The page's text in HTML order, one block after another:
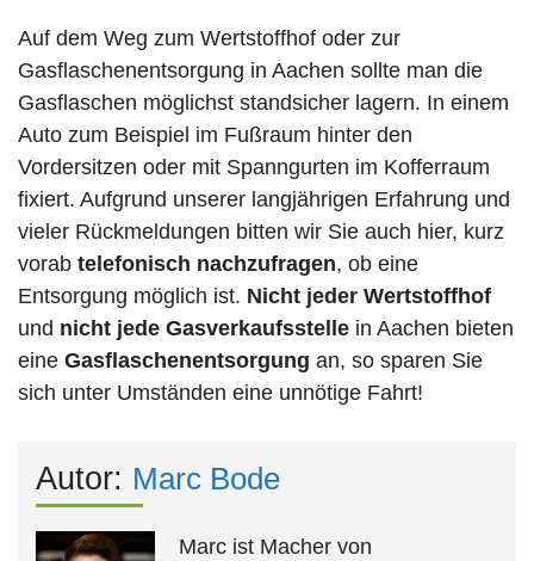
Auf dem Weg zum Wertstoffhof oder zur
Gasflaschenentsorgung in Aachen sollte man die
Gasflaschen möglichst standsicher lagern. In einem
Auto zum Beispiel im Fußraum hinter den
Vordersitzen oder mit Spanngurten im Kofferraum
fixiert. Aufgrund unserer langjährigen Erfahrung und
vieler Rückmeldungen bitten wir Sie auch hier, kurz
vorab telefonisch nachzufragen, ob eine
Entsorgung möglich ist. Nicht jeder Wertstoffhof
und nicht jede Gasverkaufsstelle in Aachen bieten
eine Gasflaschenentsorgung an, so sparen Sie
sich unter Umständen eine unnötige Fahrt!
Autor: Marc Bode
Marc ist Macher von